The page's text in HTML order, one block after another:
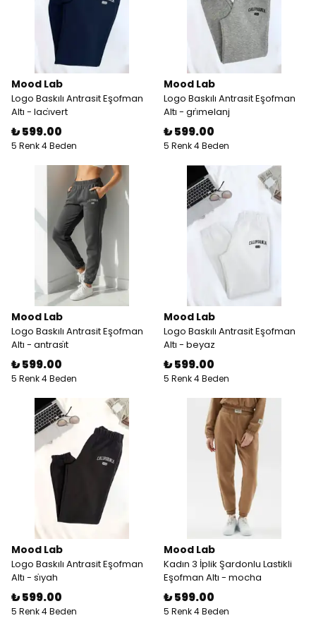
Mood Lab
Logo Baskılı Antrasit Eşofman
Altı - laci̇vert
₺ 599.00
5 Renk 4 Beden
Mood Lab
Logo Baskılı Antrasit Eşofman
Altı - gri̇melanj
₺ 599.00
5 Renk 4 Beden
Mood Lab
Logo Baskılı Antrasit Eşofman
Altı - antrasi̇t
₺ 599.00
5 Renk 4 Beden
Mood Lab
Logo Baskılı Antrasit Eşofman
Altı - beyaz
₺ 599.00
5 Renk 4 Beden
Mood Lab
Logo Baskılı Antrasit Eşofman
Altı - si̇yah
₺ 599.00
5 Renk 4 Beden
Mood Lab
Kadın 3 İplik Şardonlu Lastikli
Eşofman Altı - mocha
₺ 599.00
5 Renk 4 Beden